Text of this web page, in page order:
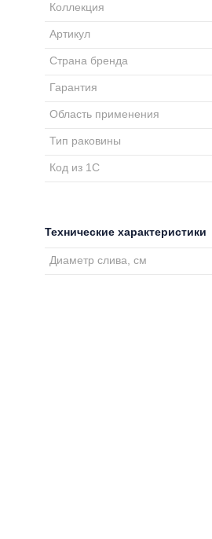
Коллекция
Артикул
Страна бренда
Гарантия
Область применения
Тип раковины
Код из 1С
Технические характеристики
Диаметр слива, см